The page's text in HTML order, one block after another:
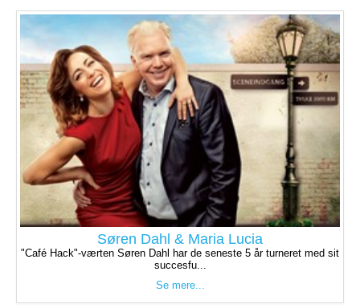
Søren Dahl & Maria Lucia
"Café Hack"-værten Søren Dahl har de seneste 5 år turneret med sit
succesfu...
Se mere...